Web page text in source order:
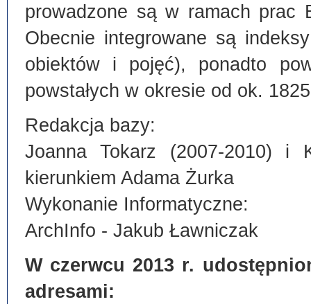
prowadzone są w ramach prac
Obecnie integrowane są
obiektów i pojęć), ponadto
powstałych w okresie od ok.
Redakcja bazy:
Joanna Tokarz (2007-2010) i
kierunkiem Adama Żurka
Wykonanie Informatyczne:
ArchInfo - Jakub Ławniczak
W czerwcu 2013 r.
adresami: